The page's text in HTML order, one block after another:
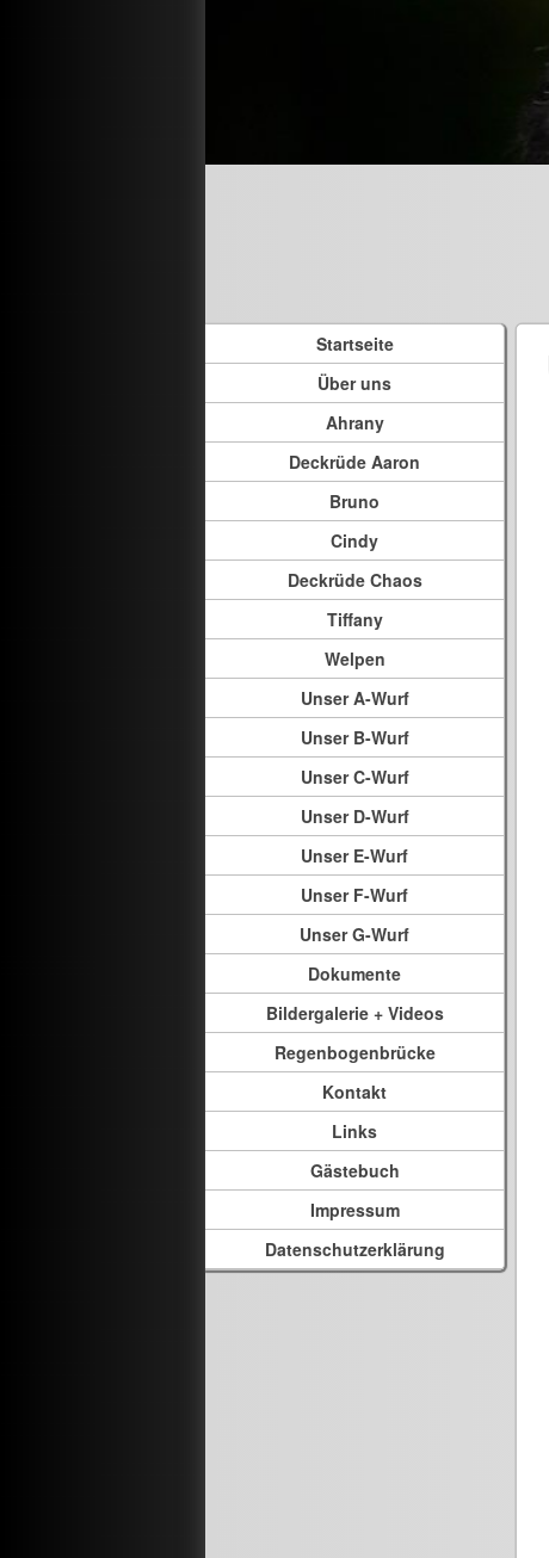
Startseite
Über uns
Ahrany
Deckrüde Aaron
Bruno
Cindy
Deckrüde Chaos
Tiffany
Welpen
Unser A-Wurf
Unser B-Wurf
Unser C-Wurf
Unser D-Wurf
Unser E-Wurf
Unser F-Wurf
Unser G-Wurf
Dokumente
Bildergalerie + Videos
Regenbogenbrücke
Kontakt
Links
Gästebuch
Impressum
Datenschutzerklärung